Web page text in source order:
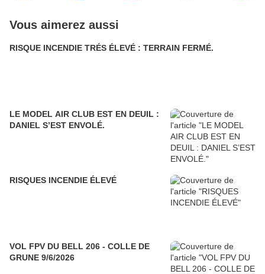
Vous aimerez aussi
RISQUE INCENDIE TRÉS ÉLEVÉ : TERRAIN FERMÉ.
LE MODEL AIR CLUB EST EN DEUIL :
DANIEL S’EST ENVOLÉ.
RISQUES INCENDIE ÉLEVÉ
VOL FPV DU BELL 206 - COLLE DE
GRUNE 9/6/2026